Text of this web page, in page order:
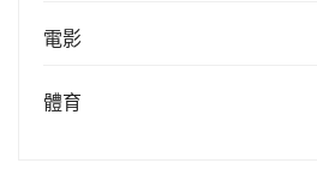
電影
體育